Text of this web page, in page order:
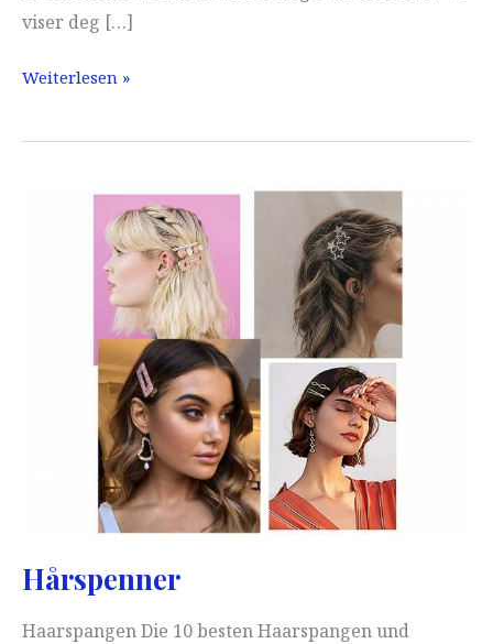
viser deg […]
Curlers
Weiterlesen »
Hårspenner
Haarspangen Die 10 besten Haarspangen und